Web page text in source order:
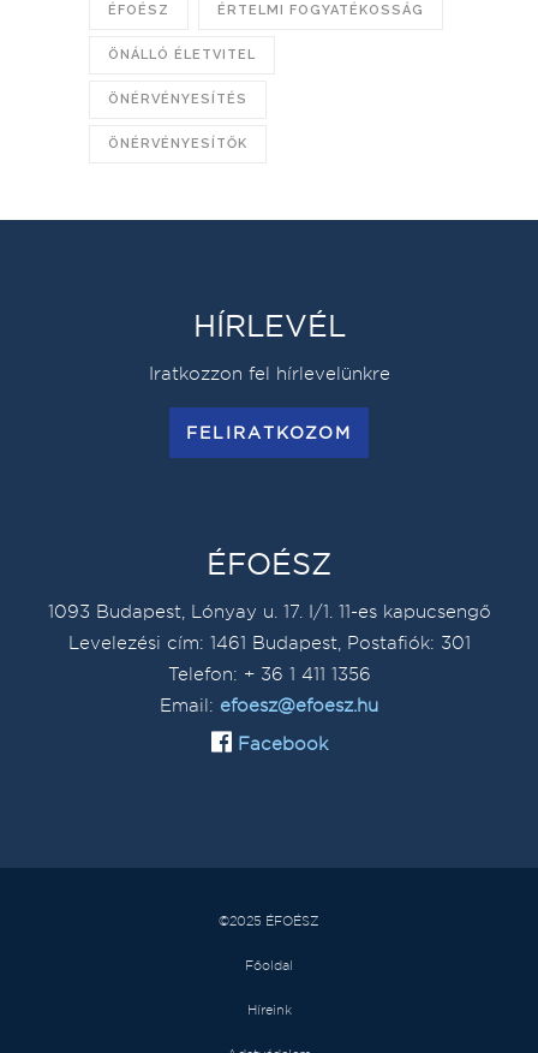
ÉFOÉSZ ÉRTELMI FOGYATÉKOSSÁG
ÖNÁLLÓ ÉLETVITEL
ÖNÉRVÉNYESÍTÉS
ÖNÉRVÉNYESÍTŐK
HÍRLEVÉL
Iratkozzon fel hírlevelünkre
FELIRATKOZOM
ÉFOÉSZ
1093 Budapest, Lónyay u. 17. I/1. 11-es kapucsengő
Levelezési cím: 1461 Budapest, Postafiók: 301
Telefon: + 36 1 411 1356
Email: efoesz@efoesz.hu
Facebook
©2025 ÉFOÉSZ
Főoldal
Híreink